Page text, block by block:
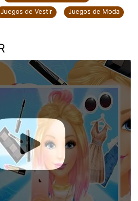
Juegos de Vestir Juegos de Moda